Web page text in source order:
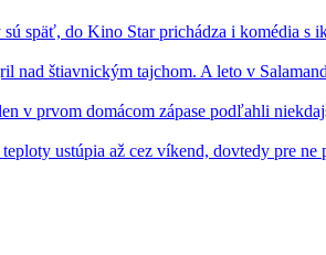
späť, do Kino Star prichádza i komédia s
nad štiavnickým tajchom. A leto v
v prvom domácom zápase podľahli
ustúpia až cez víkend, dovtedy pre ne